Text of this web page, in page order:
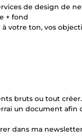
de design de
+ fond
à votre ton, vos
bruts ou tout
un document
dans ma